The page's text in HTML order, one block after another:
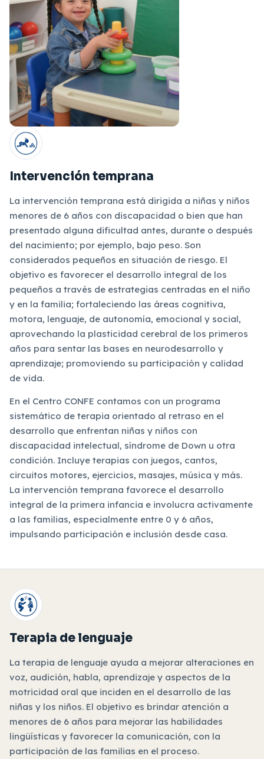
Intervención temprana
La intervención temprana está dirigida a niñas y niños
menores de 6 años con discapacidad o bien que han
presentado alguna dificultad antes, durante o después
del nacimiento; por ejemplo, bajo peso. Son
considerados pequeños en situación de riesgo. El
objetivo es favorecer el desarrollo integral de los
pequeños a través de estrategias centradas en el niño
y en la familia; fortaleciendo las áreas cognitiva,
motora, lenguaje, de autonomía, emocional y social,
aprovechando la plasticidad cerebral de los primeros
años para sentar las bases en neurodesarrollo y
aprendizaje; promoviendo su participación y calidad
de vida.
En el Centro CONFE contamos con un programa
sistemático de terapia orientado al retraso en el
desarrollo que enfrentan niñas y niños con
discapacidad intelectual, síndrome de Down u otra
condición. Incluye terapias con juegos, cantos,
circuitos motores, ejercicios, masajes, música y más.
La intervención temprana favorece el desarrollo
integral de la primera infancia e involucra activamente
a las familias, especialmente entre 0 y 6 años,
impulsando participación e inclusión desde casa.
Terapia de lenguaje
La terapia de lenguaje ayuda a mejorar alteraciones en
voz, audición, habla, aprendizaje y aspectos de la
motricidad oral que inciden en el desarrollo de las
niñas y los niños. El objetivo es brindar atención a
menores de 6 años para mejorar las habilidades
lingüísticas y favorecer la comunicación, con la
participación de las familias en el proceso.